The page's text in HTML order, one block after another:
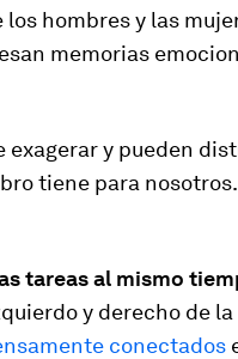
hombres y las
memorias
exagerar y pueden
tiene para nosotros.
tareas al mismo
y derecho de
conectados